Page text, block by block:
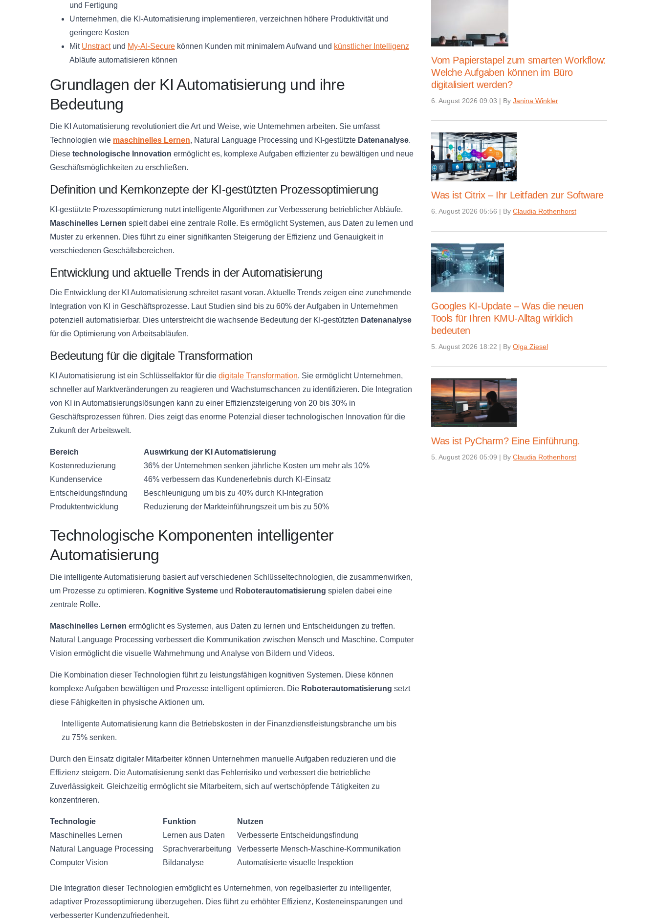
und Fertigung
Unternehmen, die KI-Automatisierung implementieren, verzeichnen höhere Produktivität und
geringere Kosten
Mit Unstractund My-AI-Secure können Kunden mit minimalem Aufwand und künstlicher Intelligenz
Abläufe automatisieren können
Grundlagen der KI Automatisierung und ihre
Bedeutung
Die KI Automatisierung revolutioniert die Art und Weise, wie Unternehmen arbeiten. Sie umfasst
Technologien wie maschinelles Lernen, Natural Language Processing und KI-gestützte Datenanalyse.
Diese technologische Innovation ermöglicht es, komplexe Aufgaben effizienter zu bewältigen und neue
Geschäftsmöglichkeiten zu erschließen.
Definition und Kernkonzepte der KI-gestützten Prozessoptimierung
KI-gestützte Prozessoptimierung nutzt intelligente Algorithmen zur Verbesserung betrieblicher Abläufe.
Maschinelles Lernen spielt dabei eine zentrale Rolle. Es ermöglicht Systemen, aus Daten zu lernen und
Muster zu erkennen. Dies führt zu einer signifikanten Steigerung der Effizienz und Genauigkeit in
verschiedenen Geschäftsbereichen.
Entwicklung und aktuelle Trends in der Automatisierung
Die Entwicklung der KI Automatisierung schreitet rasant voran. Aktuelle Trends zeigen eine zunehmende
Integration von KI in Geschäftsprozesse. Laut Studien sind bis zu 60% der Aufgaben in Unternehmen
potenziell automatisierbar. Dies unterstreicht die wachsende Bedeutung der KI-gestützten Datenanalyse
für die Optimierung von Arbeitsabläufen.
Bedeutung für die digitale Transformation
KI Automatisierung ist ein Schlüsselfaktor für die digitale Transformation. Sie ermöglicht Unternehmen,
schneller auf Marktveränderungen zu reagieren und Wachstumschancen zu identifizieren. Die Integration
von KI in Automatisierungslösungen kann zu einer Effizienzsteigerung von 20 bis 30% in
Geschäftsprozessen führen. Dies zeigt das enorme Potenzial dieser technologischen Innovation für die
Zukunft der Arbeitswelt.
Bereich
Auswirkung der KI Automatisierung
Kostenreduzierung
36% der Unternehmen senken jährliche Kosten um mehr als 10%
Kundenservice
46% verbessern das Kundenerlebnis durch KI-Einsatz
Entscheidungsfindung
Beschleunigung um bis zu 40% durch KI-Integration
Produktentwicklung
Reduzierung der Markteinführungszeit um bis zu 50%
Technologische Komponenten intelligenter
Automatisierung
Die intelligente Automatisierung basiert auf verschiedenen Schlüsseltechnologien, die zusammenwirken,
um Prozesse zu optimieren. Kognitive Systeme und Roboterautomatisierung spielen dabei eine
zentrale Rolle.
Maschinelles Lernen ermöglicht es Systemen, aus Daten zu lernen und Entscheidungen zu treffen.
Natural Language Processing verbessert die Kommunikation zwischen Mensch und Maschine. Computer
Vision ermöglicht die visuelle Wahrnehmung und Analyse von Bildern und Videos.
Die Kombination dieser Technologien führt zu leistungsfähigen kognitiven Systemen. Diese können
komplexe Aufgaben bewältigen und Prozesse intelligent optimieren. Die Roboterautomatisierung setzt
diese Fähigkeiten in physische Aktionen um.
Intelligente Automatisierung kann die Betriebskosten in der Finanzdienstleistungsbranche um bis
zu 75% senken.
Durch den Einsatz digitaler Mitarbeiter können Unternehmen manuelle Aufgaben reduzieren und die
Effizienz steigern. Die Automatisierung senkt das Fehlerrisiko und verbessert die betriebliche
Zuverlässigkeit. Gleichzeitig ermöglicht sie Mitarbeitern, sich auf wertschöpfende Tätigkeiten zu
konzentrieren.
Technologie Funktion
Nutzen
Maschinelles Lernen
Lernen aus Daten
Verbesserte Entscheidungsfindung
Natural Language Processing
Sprachverarbeitung
Verbesserte Mensch-Maschine-Kommunikation
Computer Vision
Bildanalyse Automatisierte visuelle Inspektion
Die Integration dieser Technologien ermöglicht es Unternehmen, von regelbasierter zu intelligenter,
adaptiver Prozessoptimierung überzugehen. Dies führt zu erhöhter Effizienz, Kosteneinsparungen und
verbesserter Kundenzufriedenheit.
Vom Papierstapel zum smarten Workflow:
Welche Aufgaben können im Büro
digitalisiert werden?
6. August 2026 09:03 | By Janina Winkler
Was ist Citrix – Ihr Leitfaden zur Software
6. August 2026 05:56 | By Claudia Rothenhorst
Googles KI-Update – Was die neuen
Tools für Ihren KMU-Alltag wirklich
bedeuten
5. August 2026 18:22 | By Olga Ziesel
Was ist PyCharm? Eine Einführung.
5. August 2026 05:09 | By Claudia Rothenhorst